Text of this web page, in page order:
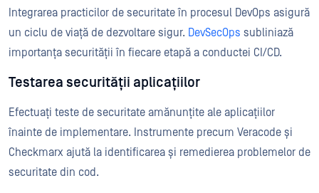
Integrarea practicilor de securitate în procesul DevOps asigură
un ciclu de viață de dezvoltare sigur. DevSecOps subliniază
importanța securității în fiecare etapă a conductei CI/CD.
Testarea securității aplicațiilor
Efectuați teste de securitate amănunțite ale aplicațiilor
înainte de implementare. Instrumente precum Veracode și
Checkmarx ajută la identificarea și remedierea problemelor de
securitate din cod.